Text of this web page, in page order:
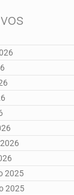
2025
2025